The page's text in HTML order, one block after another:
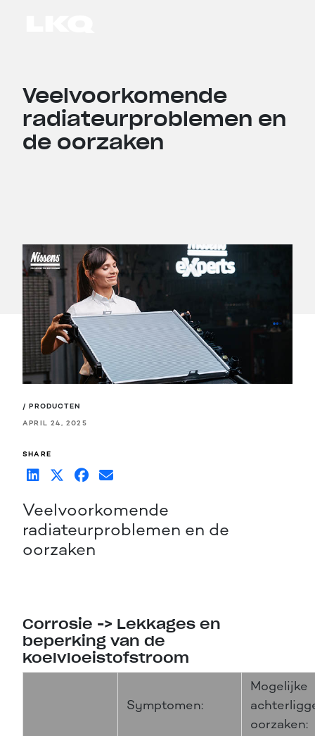
Veelvoorkomende
radiateurproblemen en
de oorzaken
/ PRODUCTEN
APRIL 24, 2025
SHARE
Veelvoorkomende
radiateurproblemen en de
oorzaken
Corrosie -> Lekkages en
beperking van de
koelvloeistofstroom
Symptomen:
Mogelijke
oorzaken: